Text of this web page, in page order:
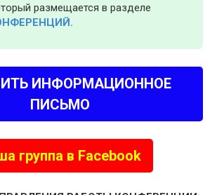
размещается в разделе
ИНФОРМАЦИОННОЕ
ПИСЬМО
группа в Facebook